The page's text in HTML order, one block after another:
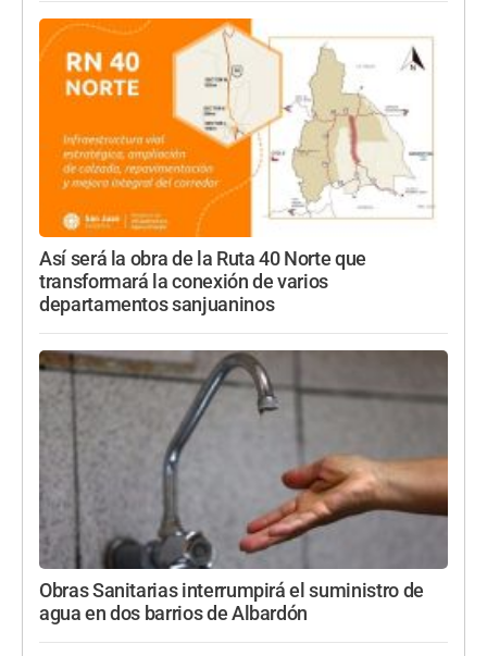
Así será la obra de la Ruta 40 Norte que
transformará la conexión de varios
departamentos sanjuaninos
Obras Sanitarias interrumpirá el suministro de
agua en dos barrios de Albardón